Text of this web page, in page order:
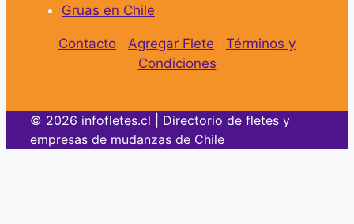
Gruas en Chile
Contacto · Agregar Flete · Términos y
Condiciones
© 2026 infofletes.cl | Directorio de fletes y
empresas de mudanzas de Chile